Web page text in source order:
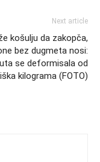
Next article
košulju da zakopča,
bez dugmeta nosi:
se deformisala od
kilograma (FOTO)